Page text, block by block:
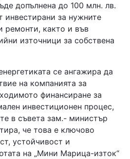
допълнена до 100 млн. лв.
инвестирани за нужните
ремонти, както и във
източници за собствена
се ангажира да
на компанията за
финансиране за
инвестиционен процес,
в съвета зам.- министър
че това е ключово
устойчивост и
на „Мини Марица-изток“